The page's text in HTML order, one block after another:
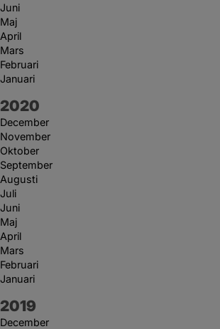
Juni
Maj
April
Mars
Februari
Januari
År:
2020
December
November
Oktober
September
Augusti
Juli
Juni
Maj
April
Mars
Februari
Januari
År:
2019
December